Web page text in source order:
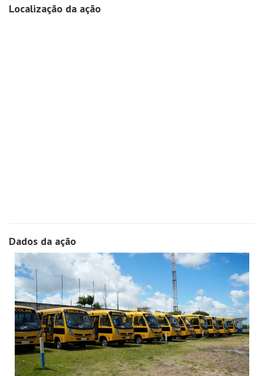
Localização da ação
Dados da ação